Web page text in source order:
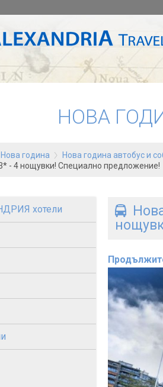
НОВА
Нова година Нова година автобус и
- 4 нощувки! Специално предложение!
хотели